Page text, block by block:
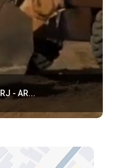
- AR...